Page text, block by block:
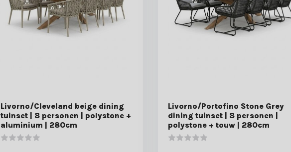
Livorno/Cleveland beige dining
tuinset | 8 personen | polystone +
aluminium | 280cm
Livorno/Portofino Stone Grey
dining tuinset | 8 personen |
polystone + touw | 280cm